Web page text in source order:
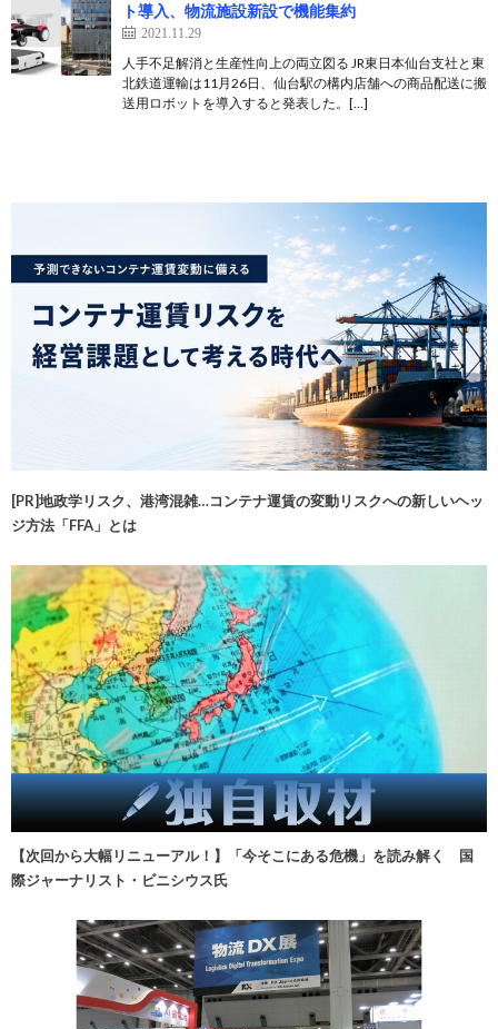
ト導入、物流施設新設で機能集約
2021.11.29
人手不足解消と生産性向上の両立図る JR東日本仙台支社と東
北鉄道運輸は11月26日、仙台駅の構内店舗への商品配送に搬
送用ロボットを導入すると発表した。[…]
[PR]地政学リスク、港湾混雑…コンテナ運賃の変動リスクへの新しいヘッ
ジ方法「FFA」とは
【次回から大幅リニューアル！】「今そこにある危機」を読み解く 国
際ジャーナリスト・ビニシウス氏